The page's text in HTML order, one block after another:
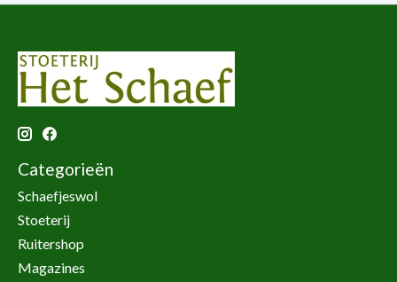
Categorieën
Schaefjeswol
Stoeterij
Ruitershop
Magazines